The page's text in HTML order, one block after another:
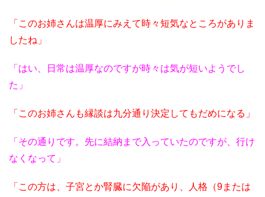
「このお姉さんは温厚にみえて時々短気なところがありま
したね」
「はい、日常は温厚なのですが時々は気が短いようでし
た」
「このお姉さんも縁談は九分通り決定してもだめになる」
「その通りです。先に結納まで入っていたのですが、行け
なくなって」
「この方は、子宮とか腎臓に欠陥があり、人格（9または